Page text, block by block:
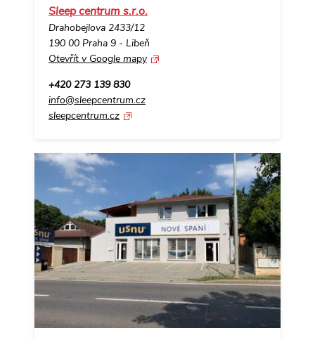
Sleep centrum s.r.o.
Drahobejlova 2433/12
190 00 Praha 9 - Libeň
Otevřít v Google mapy
+420 273 139 830
info@sleepcentrum.cz
sleepcentrum.cz